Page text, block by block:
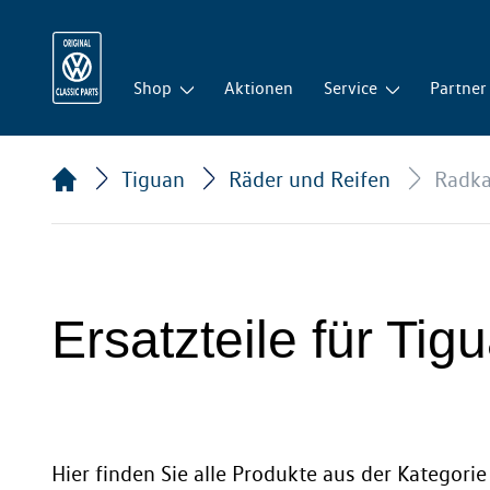
Shop Aktionen Service Partner
Tiguan Räder und Reifen
Ersatzteile für
Hier finden Sie alle Produkte aus der